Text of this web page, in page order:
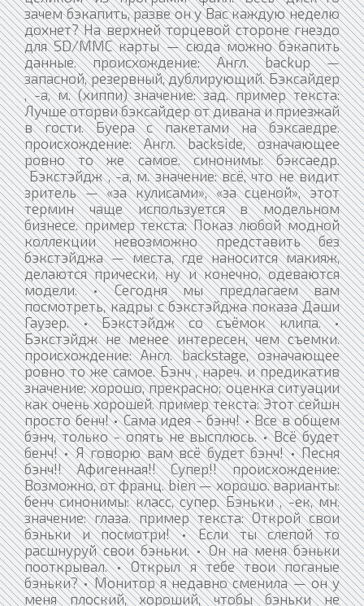
зачем бэкапить, разве он у Вас каждую неделю
дохнет? На верхней торцевой стороне гнездо
для SD/MMC карты — сюда можно бэкапить
данные. происхождение: Англ. backuр —
запасной, резервный, дублирующий. Бэксайдер
, -а, м. (хиппи) значение: зад. пример текста:
Лучше оторви бэксайдер от дивана и приезжай
в гости. Буера с пакетами на бэксаедре.
происхождение: Англ. backside, означающее
ровно то же самое. синонимы: бэксаедр.
Бэкстэйдж , -а, м. значение: всё, что не видит
зритель — «за кулисами», «за сценой», этот
термин чаще используется в модельном
бизнесе. пример текста: Показ любой модной
коллекции невозможно представить без
бэкстэйджа — места, где наносится макияж,
делаются прически, ну и конечно, одеваются
модели. • Сегодня мы предлагаем вам
посмотреть, кадры с бэкстэйджа показа Даши
Гаузер. • Бэкстэйдж со съёмок клипа. •
Бэкстэйдж не менее интересен, чем съемки.
происхождение: Англ. backstage, означающее
ровно то же самое. Бэнч , нареч. и предикатив
значение: хорошо, прекрасно; оценка ситуации
как очень хорошей. пример текста: Этот сейшн
просто бенч! • Сама идея - бэнч! • Все в общем
бэнч, только - опять не высплюсь. • Всё будет
бенч! • Я говорю вам всё будет бэнч! • Песня
бэнч!! Афигенная!! Супер!! происхождение:
Возможно, от франц. bien — хорошо. варианты:
бенч синонимы: класс, супер. Бэньки , -ек, мн.
значение: глаза. пример текста: Открой свои
бэньки и посмотри! • Если ты слепой то
расшнуруй свои бэньки. • Он на меня бэньки
пооткрывал. • Открыл я тебе твои поганые
бэньки? • Монитор я недавно сменила — он у
меня плоский, хороший, чтобы бэньки не